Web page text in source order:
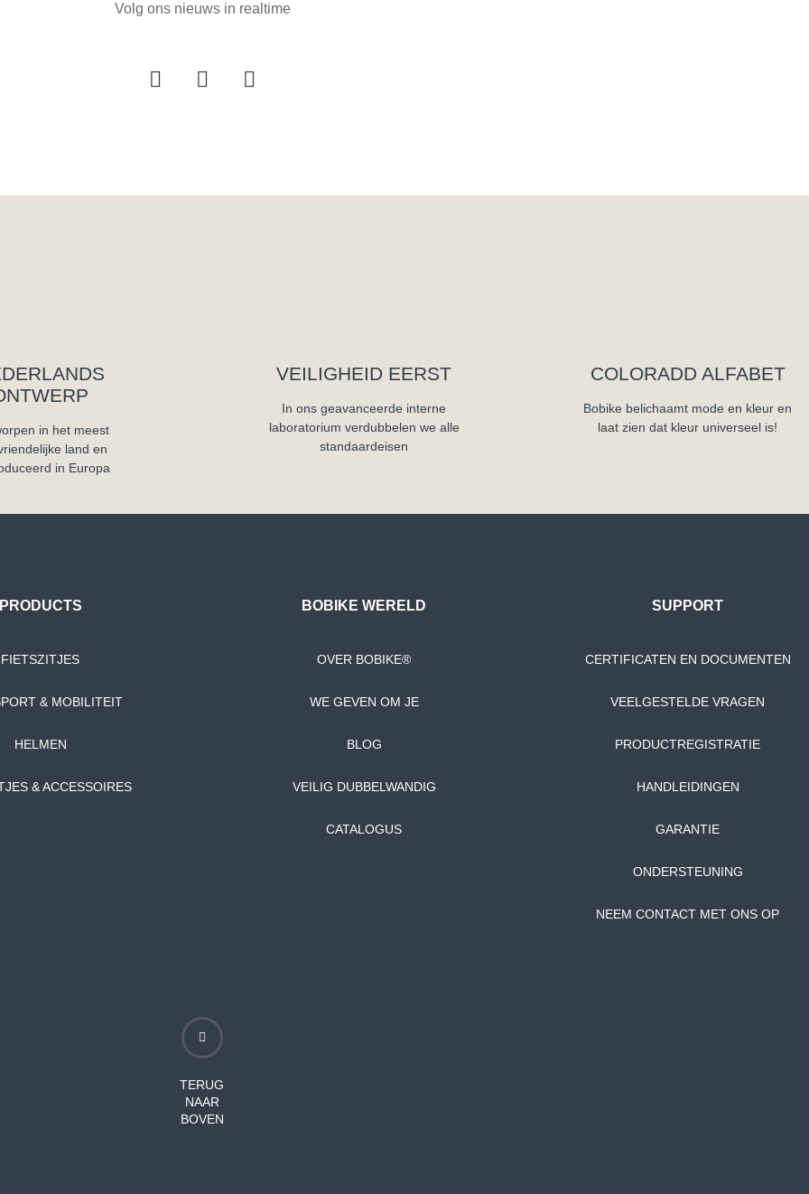
Volg ons nieuws in realtime
in het meest
land en
in Europa
VEILIGHEID EERST
In ons geavanceerde interne
laboratorium verdubbelen we alle
standaardeisen
COLORADD ALFABET
Bobike belichaamt mode en kleur en
laat zien dat kleur universeel is!
PRODUCTS
FIETSZITJES
& MOBILITEIT
HELMEN
& ACCESSOIRES
BOBIKE WERELD
OVER BOBIKE®
WE GEVEN OM JE
BLOG
VEILIG DUBBELWANDIG
CATALOGUS
SUPPORT
CERTIFICATEN EN DOCUMENTEN
VEELGESTELDE VRAGEN
PRODUCTREGISTRATIE
HANDLEIDINGEN
GARANTIE
ONDERSTEUNING
NEEM CONTACT MET ONS OP
TERUG
NAAR
BOVEN